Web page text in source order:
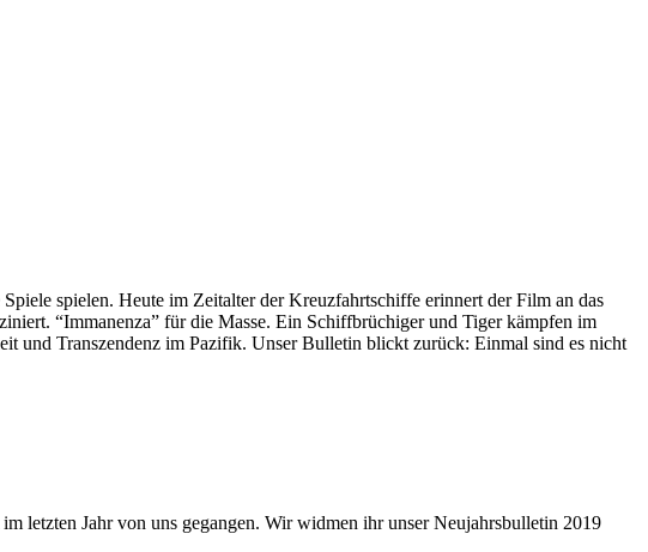
spielen. Heute im Zeitalter der Kreuzfahrtschiffe erinnert der Film an das
“Immanenza” für die Masse. Ein Schiffbrüchiger und Tiger kämpfen im
und Transzendenz im Pazifik. Unser Bulletin blickt zurück: Einmal sind es nicht
letzten Jahr von uns gegangen. Wir widmen ihr unser Neujahrsbulletin 2019